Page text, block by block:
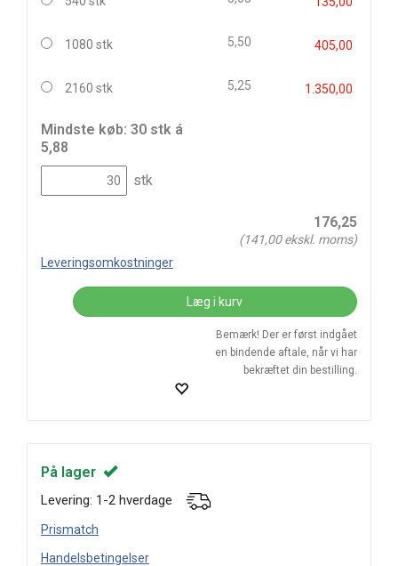
1080 stk 5,50 405,00
2160 stk 5,25 1.350,00
Mindste køb: 30 stk á
5,88
stk
176,25
(141,00ekskl. moms)
Leveringsomkostninger
Læg i kurv
Bemærk! Der er først indgået
en bindende aftale, når vi har
bekræftet din bestilling.
På lager
Levering: 1-2 hverdage
Prismatch
Handelsbetingelser